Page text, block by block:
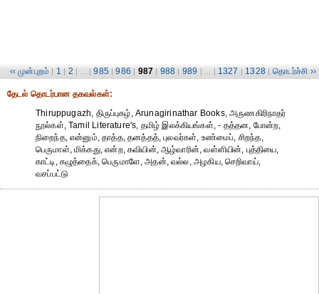
‹‹ முன்புறம் | 1 | 2 | ... | 985 | 986 | 987 | 988 | 989 | ... | 1327 | 1328 | தொடர்ச்சி ››
தேட‌ல் தொட‌ர்பான தகவ‌ல்க‌ள்:
Thiruppugazh, திருப்புகழ், Arunagirinathar Books, அருணகிரிநாதர்
நூல்கள், Tamil Literature's, தமிழ் இலக்கியங்கள், - தத்தன, போன்ற,
நிறைந்த, என்னும், தாத்த, தனத்தத், புலவர்கள், உண்மைப், சிறந்த,
பெருமாள், மிக்கது, என்ற, கவியின், ஆழ்வாரின், வள்ளியின், புத்தியை,
காட்டி, கழுத்தைக், பெருமாளே, அதன், வல்ல, அழகிய, செறிவாய்,
வசப்பட்டு